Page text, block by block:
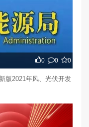
0 0 0
版2021年风、光伏开发